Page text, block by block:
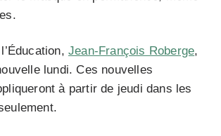
Jean-François Roberge,
lundi. Ces nouvelles
à partir de jeudi dans les